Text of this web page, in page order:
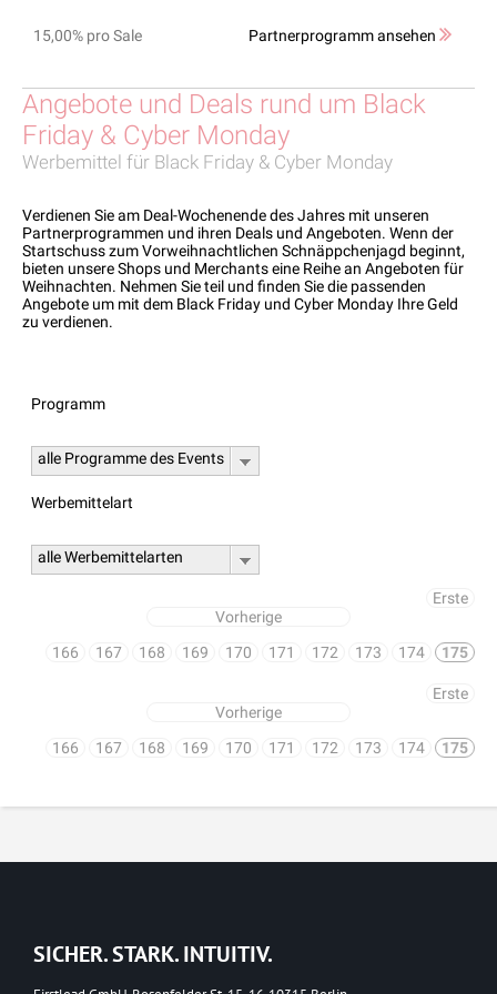
15,00% pro Sale Partnerprogramm ansehen
Angebote und Deals rund um Black
Friday & Cyber Monday
Werbemittel für Black Friday & Cyber Monday
Verdienen Sie am Deal-Wochenende des Jahres mit unseren
Partnerprogrammen und ihren Deals und Angeboten. Wenn der
Startschuss zum Vorweihnachtlichen Schnäppchenjagd beginnt,
bieten unsere Shops und Merchants eine Reihe an Angeboten für
Weihnachten. Nehmen Sie teil und finden Sie die passenden
Angebote um mit dem Black Friday und Cyber Monday Ihre Geld
zu verdienen.
Programm
alle Programme des Events
Werbemittelart
alle Werbemittelarten
Erste
Vorherige
166
167 168 169 170 171 172 173 174 175
Erste
Vorherige
166
167 168 169 170 171 172 173 174 175
SICHER. STARK. INTUITIV.